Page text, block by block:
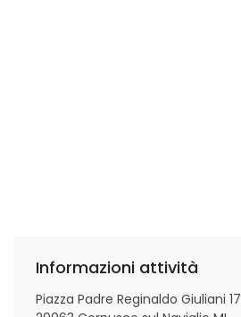
Informazioni attività
Piazza Padre Reginaldo Giuliani 17